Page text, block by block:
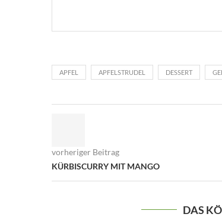
APFEL APFELSTRUDEL DESSERT
vorheriger Beitrag
KÜRBISCURRY MIT MANGO
DAS